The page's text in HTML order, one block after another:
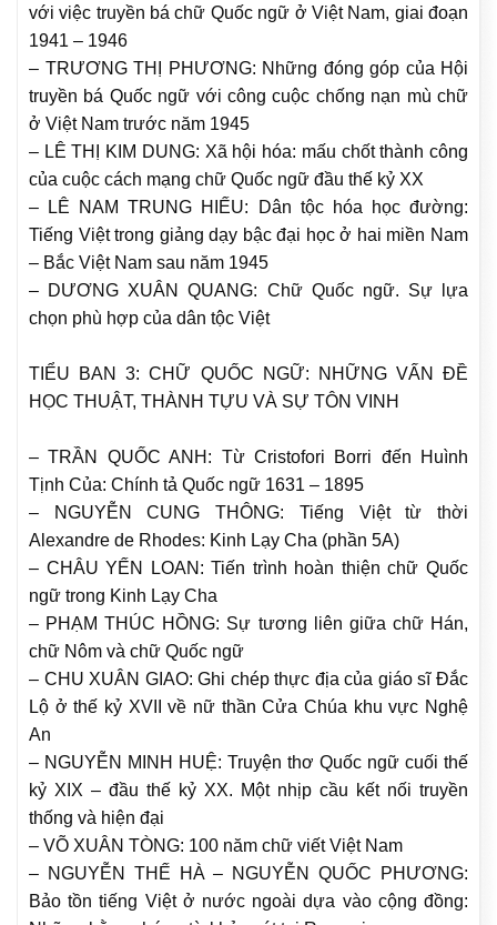
với việc truyền bá chữ Quốc ngữ ở Việt Nam, giai đoạn
1941 – 1946
– TRƯƠNG THỊ PHƯƠNG: Những đóng góp của Hội
truyền bá Quốc ngữ với công cuộc chống nạn mù chữ
ở Việt Nam trước năm 1945
– LÊ THỊ KIM DUNG: Xã hội hóa: mấu chốt thành công
của cuộc cách mạng chữ Quốc ngữ đầu thế kỷ XX
– LÊ NAM TRUNG HIẾU: Dân tộc hóa học đường:
Tiếng Việt trong giảng dạy bậc đại học ở hai miền Nam
– Bắc Việt Nam sau năm 1945
– DƯƠNG XUÂN QUANG: Chữ Quốc ngữ. Sự lựa
chọn phù hợp của dân tộc Việt
TIỂU BAN 3: CHỮ QUỐC NGỮ: NHỮNG VẤN ĐỀ
HỌC THUẬT, THÀNH TỰU VÀ SỰ TÔN VINH
– TRẦN QUỐC ANH: Từ Cristofori Borri đến Huình
Tịnh Của: Chính tả Quốc ngữ 1631 – 1895
– NGUYỄN CUNG THÔNG: Tiếng Việt từ thời
Alexandre de Rhodes: Kinh Lạy Cha (phần 5A)
– CHÂU YẾN LOAN: Tiến trình hoàn thiện chữ Quốc
ngữ trong Kinh Lạy Cha
– PHẠM THÚC HỒNG: Sự tương liên giữa chữ Hán,
chữ Nôm và chữ Quốc ngữ
– CHU XUÂN GIAO: Ghi chép thực địa của giáo sĩ Đắc
Lộ ở thế kỷ XVII về nữ thần Cửa Chúa khu vực Nghệ
An
– NGUYỄN MINH HUỆ: Truyện thơ Quốc ngữ cuối thế
kỷ XIX – đầu thế kỷ XX. Một nhịp cầu kết nối truyền
thống và hiện đại
– VÕ XUÂN TÒNG: 100 năm chữ viết Việt Nam
– NGUYỄN THẾ HÀ – NGUYỄN QUỐC PHƯƠNG:
Bảo tồn tiếng Việt ở nước ngoài dựa vào cộng đồng: